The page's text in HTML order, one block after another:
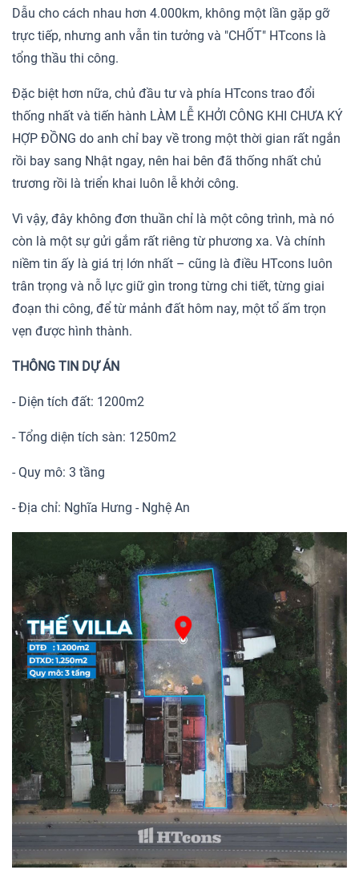
Dẫu cho cách nhau hơn 4.000km, không một lần gặp gỡ
trực tiếp, nhưng anh vẫn tin tưởng và "CHỐT" HTcons là
tổng thầu thi công.
Đặc biệt hơn nữa, chủ đầu tư và phía HTcons trao đổi
thống nhất và tiến hành LÀM LỄ KHỞI CÔNG KHI CHƯA KÝ
HỢP ĐỒNG do anh chỉ bay về trong một thời gian rất ngắn
rồi bay sang Nhật ngay, nên hai bên đã thống nhất chủ
trương rồi là triển khai luôn lễ khởi công.
Vì vậy, đây không đơn thuần chỉ là một công trình, mà nó
còn là một sự gửi gắm rất riêng từ phương xa. Và chính
niềm tin ấy là giá trị lớn nhất – cũng là điều HTcons luôn
trân trọng và nỗ lực giữ gìn trong từng chi tiết, từng giai
đoạn thi công, để từ mảnh đất hôm nay, một tổ ấm trọn
vẹn được hình thành.
THÔNG TIN DỰ ÁN
- Diện tích đất: 1200m2
- Tổng diện tích sàn: 1250m2
- Quy mô: 3 tầng
- Địa chỉ: Nghĩa Hưng - Nghệ An